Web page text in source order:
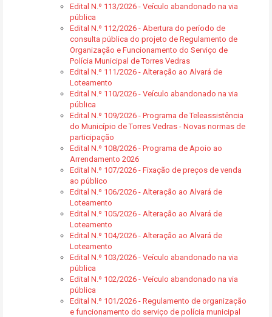
Edital N.º 113/2026 - Veículo abandonado na via
pública
Edital N.º 112/2026 - Abertura do período de
consulta pública do projeto de Regulamento de
Organização e Funcionamento do Serviço de
Polícia Municipal de Torres Vedras
Edital N.º 111/2026 - Alteração ao Alvará de
Loteamento
Edital N.º 110/2026 - Veículo abandonado na via
pública
Edital N.º 109/2026 - Programa de Teleassistência
do Município de Torres Vedras - Novas normas de
participação
Edital N.º 108/2026 - Programa de Apoio ao
Arrendamento 2026
Edital N.º 107/2026 - Fixação de preços de venda
ao público
Edital N.º 106/2026 - Alteração ao Alvará de
Loteamento
Edital N.º 105/2026 - Alteração ao Alvará de
Loteamento
Edital N.º 104/2026 - Alteração ao Alvará de
Loteamento
Edital N.º 103/2026 - Veículo abandonado na via
pública
Edital N.º 102/2026 - Veículo abandonado na via
pública
Edital N.º 101/2026 - Regulamento de organização
e funcionamento do serviço de polícia municipal